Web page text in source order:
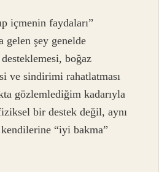
içmenin faydaları”
şey genelde
boğaz
ve sindirimi rahatlatması
gözlemlediğim kadarıyla
bir destek değil, aynı
kendilerine “iyi bakma”